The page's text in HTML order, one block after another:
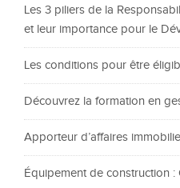
Les 3 piliers de la
et leur importance pour le
Les conditions pour être
Découvrez la formation en
Apporteur d’affaires
Équipement de construction